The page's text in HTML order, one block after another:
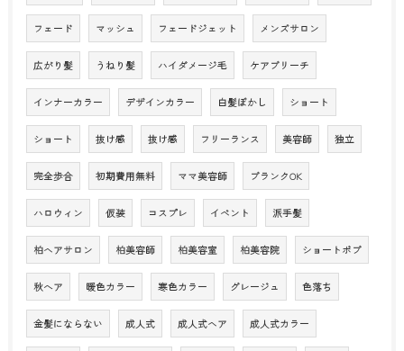
フェード マッシュ フェードジェット メンズサロン
広がり髪 うねり髪 ハイダメージ毛 ケアブリーチ
インナーカラー デザインカラー 白髪ぼかし ショート
ショート 抜け感 抜け感 フリーランス 美容師 独立
完全歩合 初期費用無料 ママ美容師 ブランクOK
ハロウィン 仮装 コスプレ イベント 派手髪
柏ヘアサロン 柏美容師 柏美容室 柏美容院 ショートボブ
秋へア 暖色カラー 寒色カラー グレージュ 色落ち
金髪にならない 成人式 成人式ヘア 成人式カラー